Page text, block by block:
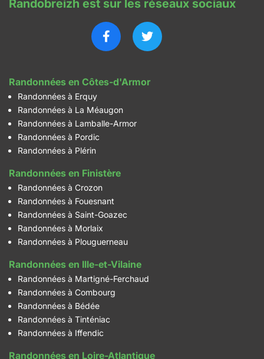
Randobreizh est sur les réseaux sociaux
Randonnées en Côtes-d'Armor
Randonnées à Erquy
Randonnées à La Méaugon
Randonnées à Lamballe-Armor
Randonnées à Pordic
Randonnées à Plérin
Randonnées en Finistère
Randonnées à Crozon
Randonnées à Fouesnant
Randonnées à Saint-Goazec
Randonnées à Morlaix
Randonnées à Plouguerneau
Randonnées en Ille-et-Vilaine
Randonnées à Martigné-Ferchaud
Randonnées à Combourg
Randonnées à Bédée
Randonnées à Tinténiac
Randonnées à Iffendic
Randonnées en Loire-Atlantique